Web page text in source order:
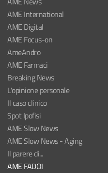
AME International
AME Digital
AME Focus-on
AmeAndro
AME Farmaci
Breaking News
L'opinione personale
Il caso clinico
Spot Ipofisi
AME Slow News
AME Slow News - Aging
Il parere di...
AME FADOI